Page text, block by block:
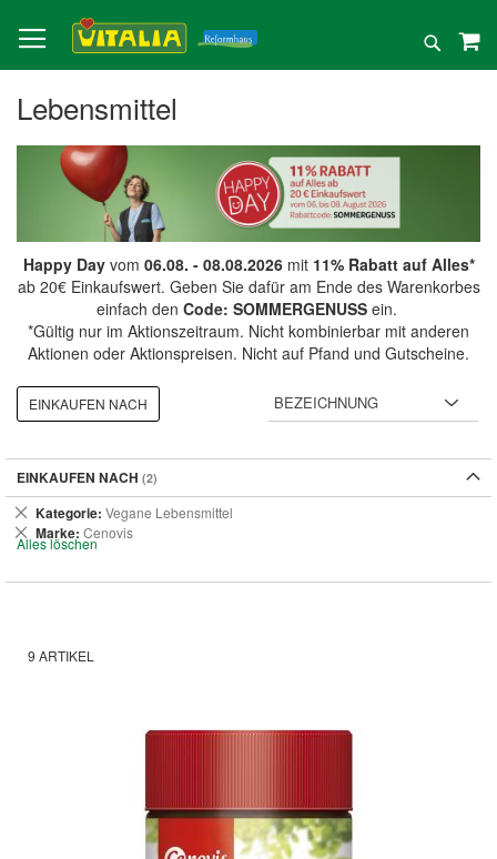
zum
Inhalt
Suche
Lebensmittel
Happy Dayvom 06.08. - 08.08.2026mit 11% Rabatt auf Alles*
ab 20€ Einkaufswert. Geben Sie dafür am Ende des Warenkorbes
einfach den Code: SOMMERGENUSSein.
*Gültig nur im Aktionszeitraum. Nicht kombinierbar mit anderen
Aktionen oder Aktionspreisen. Nicht auf Pfand und Gutscheine.
9 ARTIKEL
EINKAUFEN NACH
EINKAUFEN NACH
Kategorie Vegane Lebensmittel
Dies
entfernen
Marke Cenovis
Dies
entfernen
Alles löschen